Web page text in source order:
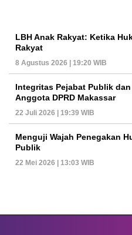
LBH Anak Rakyat: Ketika
Rakyat
8 Agustus 2026 | 19:20 WIB
Integritas Pejabat Publik
Anggota DPRD Makassar
22 Juli 2026 | 19:39 WIB
Menguji Wajah Penegakan
Publik
22 Mei 2026 | 13:03 WIB